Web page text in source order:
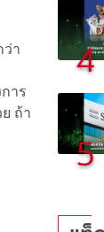
ว่า
าร
ถ้า
4
5